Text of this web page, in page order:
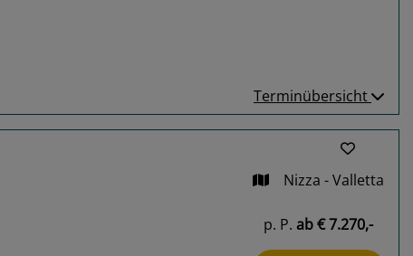
Terminübersicht
Nizza - Valletta
p. P. ab€ 7.270,-